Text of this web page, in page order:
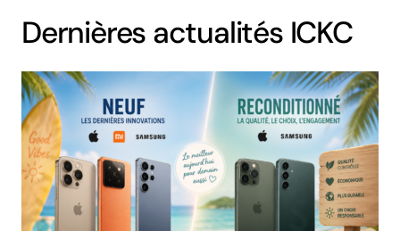
Dernières actualités ICKC